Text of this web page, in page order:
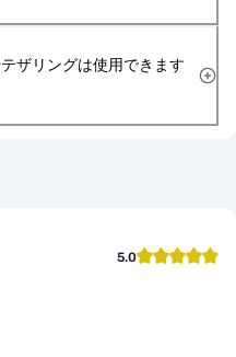
ザリングは使用できます
5.0